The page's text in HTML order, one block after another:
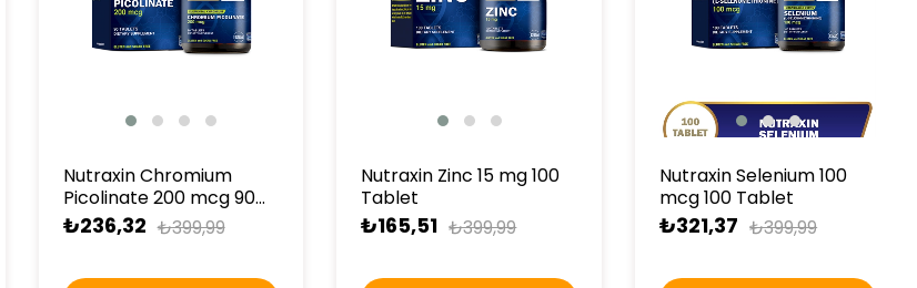
Nutraxin Chromium
Picolinate 200 mcg 90
Tablet
₺236,32 ₺399,99
Nutraxin Zinc 15 mg 100
Tablet
₺165,51 ₺399,99
Nutraxin Selenium 100
mcg 100 Tablet
₺321,37 ₺399,99